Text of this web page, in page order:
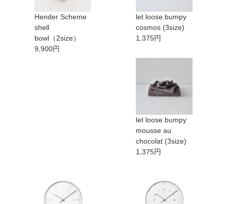
Hender Scheme
shell
bowl（2size）
9,900円
let loose.bumpy
cosmos (3size)
1,375円
let loose.bumpy
mousse au
chocolat (3size)
1,375円